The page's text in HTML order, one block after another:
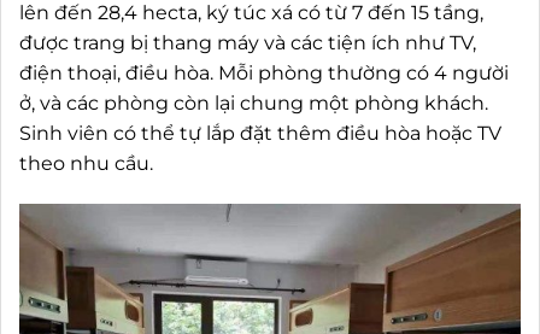
lên đến 28,4 hecta, ký túc xá có từ 7 đến 15 tầng,
được trang bị thang máy và các tiện ích như TV,
điện thoại, điều hòa. Mỗi phòng thường có 4 người
ở, và các phòng còn lại chung một phòng khách.
Sinh viên có thể tự lắp đặt thêm điều hòa hoặc TV
theo nhu cầu.